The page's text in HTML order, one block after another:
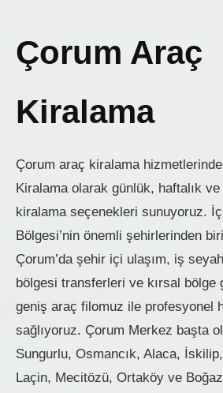
Çorum Araç
Kiralama
Çorum araç kiralama
Kiralama olarak günlük, haftalık ve
kiralama seçenekleri sunuyoruz.
Bölgesi’nin önemli şehirlerinden
Çorum’da şehir içi ulaşım, iş
bölgesi transferleri ve kırsal bölge
geniş araç filomuz ile profesyonel
sağlıyoruz. Çorum Merkez başta
Sungurlu, Osmancık, Alaca,
Laçin, Mecitözü, Ortaköy ve